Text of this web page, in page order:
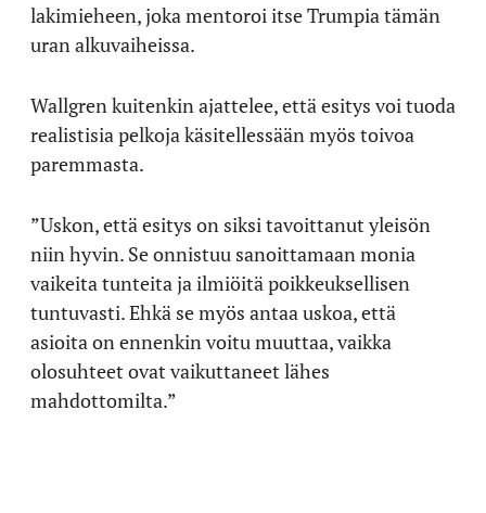
lakimieheen, joka mentoroi itse Trumpia tämän
uran alkuvaiheissa.
Wallgren kuitenkin ajattelee, että esitys voi tuoda
realistisia pelkoja käsitellessään myös toivoa
paremmasta.
”Uskon, että esitys on siksi tavoittanut yleisön
niin hyvin. Se onnistuu sanoittamaan monia
vaikeita tunteita ja ilmiöitä poikkeuksellisen
tuntuvasti. Ehkä se myös antaa uskoa, että
asioita on ennenkin voitu muuttaa, vaikka
olosuhteet ovat vaikuttaneet lähes
mahdottomilta.”